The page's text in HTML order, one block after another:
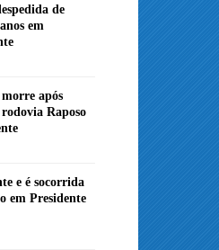
de
em
após
Raposo
e é socorrida
em Presidente